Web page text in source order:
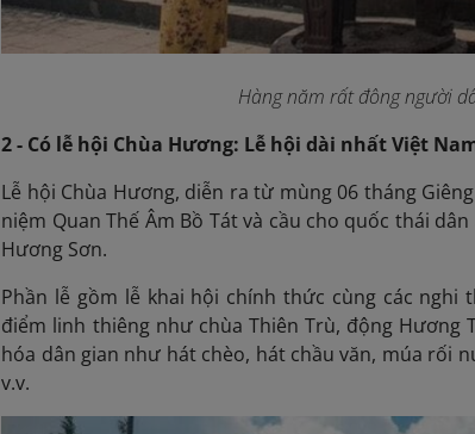
Hàng năm rất đông người
2 - Có lễ hội Chùa Hương: Lễ hội dài nhất Việt
Lễ hội Chùa Hương, diễn ra từ mùng 06 tháng
niệm Quan Thế Âm Bồ Tát và cầu cho quốc thái
Hương Sơn.
Phần lễ gồm lễ khai hội chính thức cùng các
điểm linh thiêng như chùa Thiên Trù, động Hương
hóa dân gian như hát chèo, hát chầu văn, múa rối
v.v.